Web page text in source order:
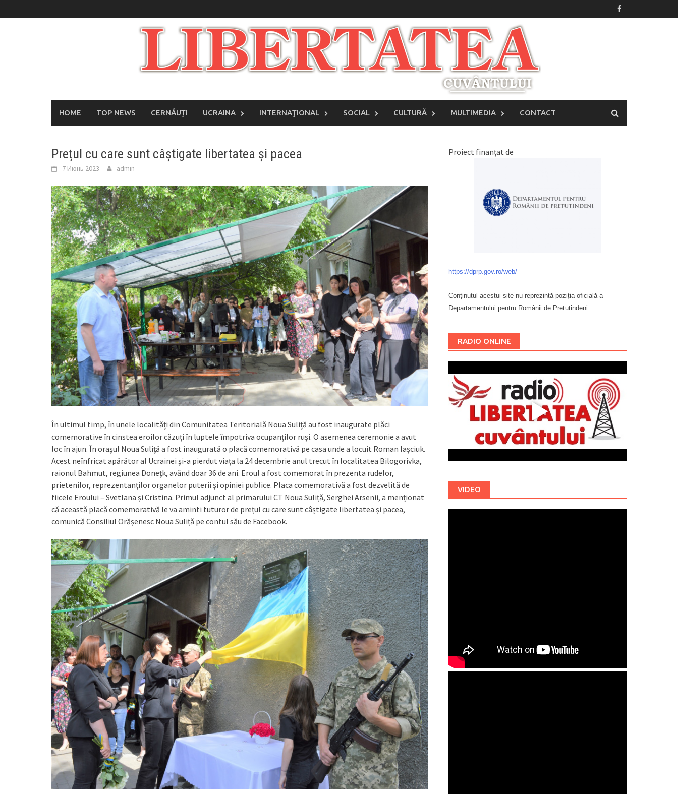
to
HOME TOP NEWS CERNĂUȚI UCRAINA INTERNAŢIONAL SOCIAL CULTURĂ MULTIMEDIA CONTACT
Prețul cu care sunt câștigate libertatea și pacea
7 Июнь 2023 admin
În ultimul timp, în unele localități din Comunitatea Teritorială Noua Suliță au fost inaugurate plăci
comemorative în cinstea eroilor căzuți în luptele împotriva ocupanților ruși. O asemenea ceremonie a avut
loc în ajun. În orașul Noua Suliță a fost inaugurată o placă comemorativă pe casa unde a locuit Roman Iașciuk.
Acest neînfricat apărător al Ucrainei și-a pierdut viața la 24 decembrie anul trecut în localitatea Bilogorivka,
raionul Bahmut, regiunea Donețk, având doar 36 de ani. Eroul a fost comemorat în prezenta rudelor,
prietenilor, reprezentanților organelor puterii și opiniei publice. Placa comemorativă a fost dezvelită de
fiicele Eroului – Svetlana și Cristina. Primul adjunct al primarului CT Noua Suliță, Serghei Arsenii, a menționat
că această placă comemorativă le va aminti tuturor de prețul cu care sunt câștigate libertatea și pacea,
comunică Consiliul Orășenesc Noua Suliță pe contul său de Facebook.
Proiect finanțat de
https://dprp.gov.ro/web/
Conținutul acestui site nu reprezintă poziția oficială a
Departamentului pentru Românii de Pretutindeni.
RADIO ONLINE
VIDEO